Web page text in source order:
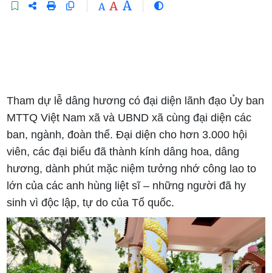
A A A
Tham dự lễ dâng hương có đại diện lãnh đạo Ủy ban
MTTQ Việt Nam xã và UBND xã cùng đại diện các
ban, ngành, đoàn thể. Đại diện cho hơn 3.000 hội
viên, các đại biểu đã thành kính dâng hoa, dâng
hương, dành phút mặc niệm tưởng nhớ công lao to
lớn của các anh hùng liệt sĩ – những người đã hy
sinh vì độc lập, tự do của Tổ quốc.